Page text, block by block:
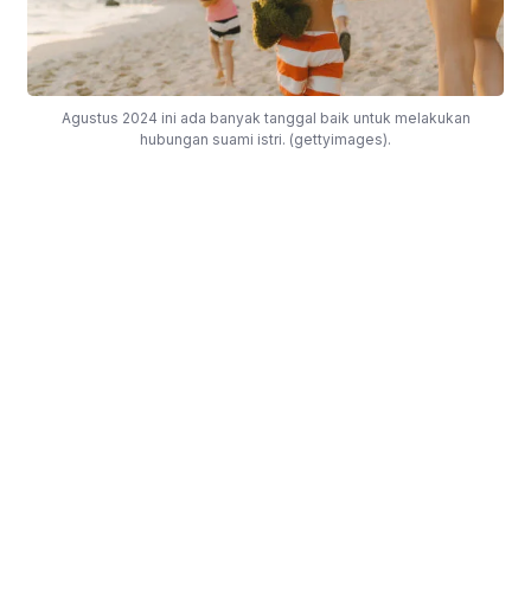
Agustus 2024 ini ada banyak tanggal baik untuk melakukan
hubungan suami istri. (gettyimages).